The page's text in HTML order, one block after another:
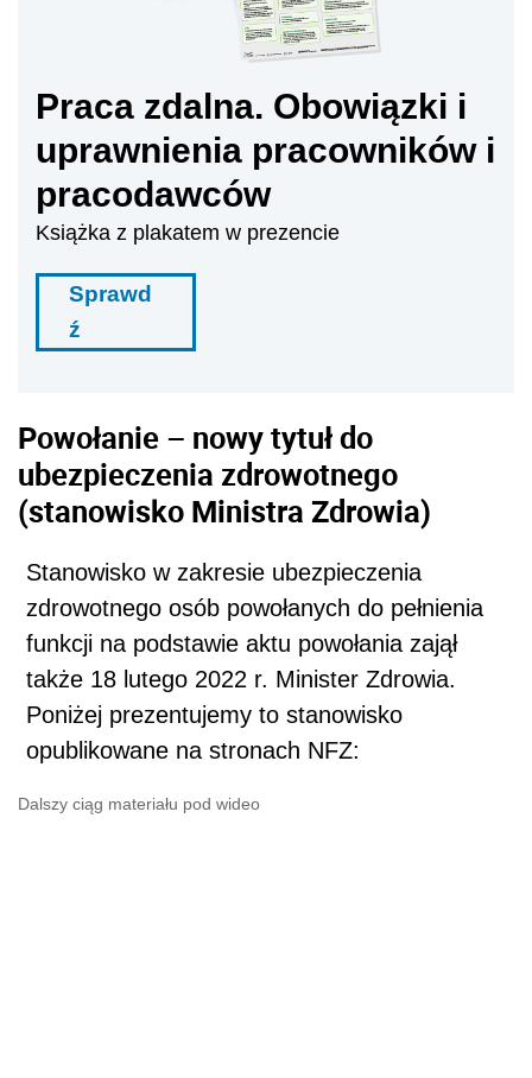
Praca zdalna. Obowiązki i
uprawnienia pracowników i
pracodawców
Książka z plakatem w prezencie
Sprawd
ź
Powołanie – nowy tytuł do
ubezpieczenia zdrowotnego
(stanowisko Ministra Zdrowia)
Stanowisko w zakresie ubezpieczenia
zdrowotnego osób powołanych do pełnienia
funkcji na podstawie aktu powołania zajął
także 18 lutego 2022 r. Minister Zdrowia.
Poniżej prezentujemy to stanowisko
opublikowane na stronach NFZ:
Dalszy ciąg materiału pod wideo